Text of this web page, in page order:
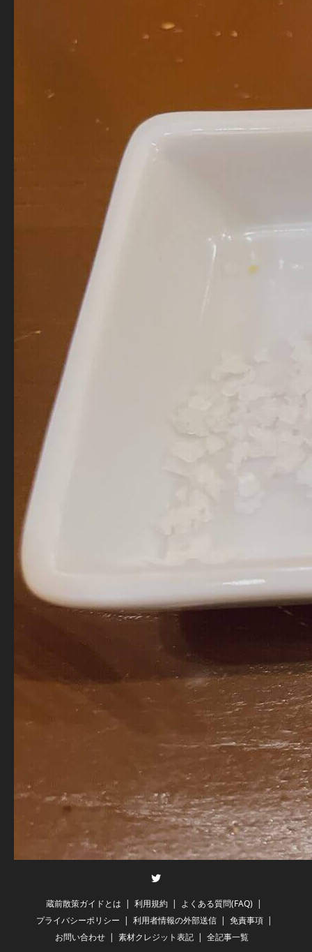
蔵前散策ガイドとは 利用規約
よくある質問(FAQ)
プライバシーポリシー
利用者情報の外部送信
免責事項
お問い合わせ
素材クレジット表記 全記事一覧